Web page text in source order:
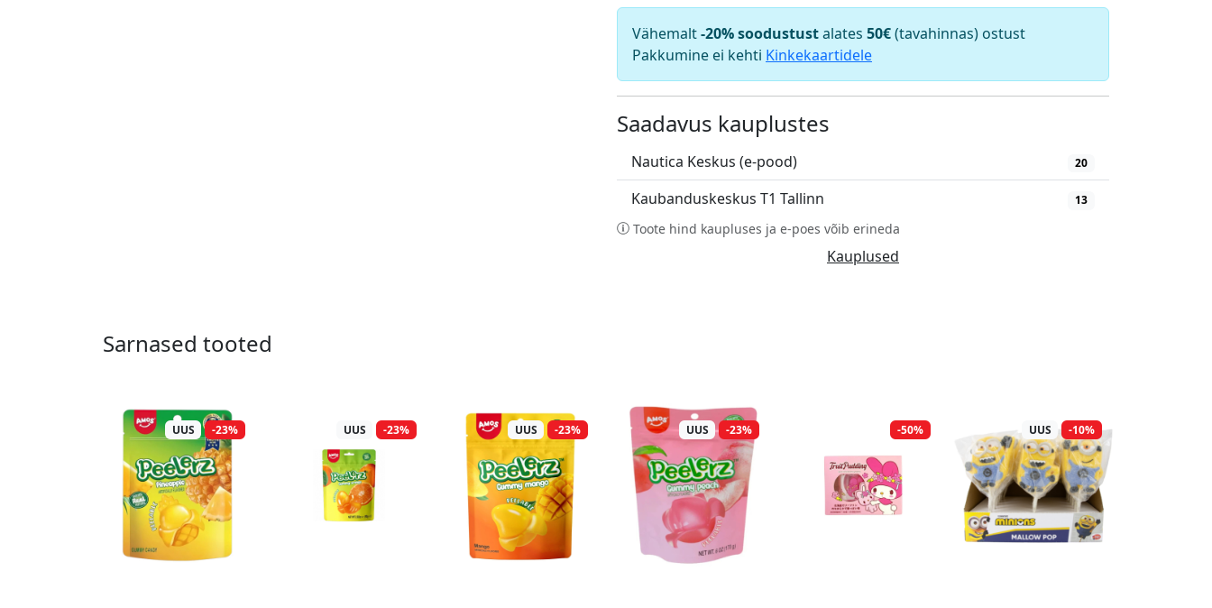
Vähemalt-20% soodustustalates 50€(tavahinnas) ostust
Pakkumine ei kehti Kinkekaartidele
Saadavus kauplustes
Nautica Keskus (e-pood) 20
Kaubanduskeskus T1 Tallinn 13
Toote hind kaupluses ja e-poes võib erineda
Kauplused
Sarnased tooted
UUS -23% UUS -23% UUS -23% UUS -23% -50% UUS -10%